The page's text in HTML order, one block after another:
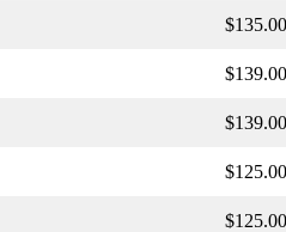
$135.00
$139.00
$139.00
$125.00
$125.00